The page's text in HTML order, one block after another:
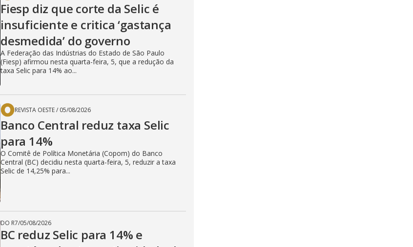
Fiesp diz que corte da Selic é
insuficiente e critica ‘gastança
desmedida’ do governo
A Federação das Indústrias do Estado de São Paulo
(Fiesp) afirmou nesta quarta-feira, 5, que a redução da
taxa Selic para 14% ao...
REVISTA OESTE/ 05/08/2026
Banco Central reduz taxa Selic
para 14%
O Comitê de Política Monetária (Copom) do Banco
Central (BC) decidiu nesta quarta-feira, 5, reduzir a taxa
Selic de 14,25% para...
DO R7/05/08/2026
BC reduz Selic para 14% e